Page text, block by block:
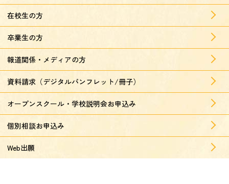
在校生の方
卒業生の方
報道関係・メディアの方
資料請求（デジタルパンフレット/冊子）
オープンスクール・学校説明会お申込み
個別相談お申込み
Web出願